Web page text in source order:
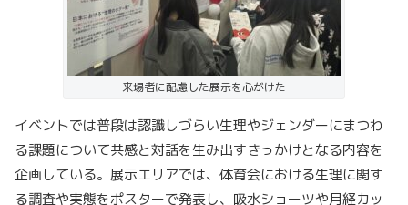
来場者に配慮した展示を心がけた
イベントでは普段は認識しづらい生理やジェンダーにまつわ
る課題について共感と対話を生み出すきっかけとなる内容を
企画している。展示エリアでは、体育会における生理に関す
る調査や実態をポスターで発表し、吸水ショーツや月経カッ